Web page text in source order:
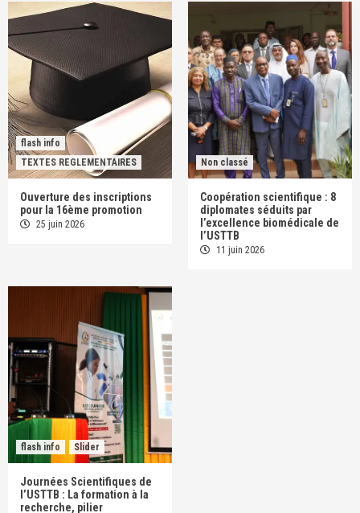
flash info
TEXTES REGLEMENTAIRES
Ouverture des inscriptions
pour la 16ème promotion
25 juin 2026
Non classé
Coopération scientifique : 8
diplomates séduits par
l’excellence biomédicale de
l’USTTB
11 juin 2026
flash info Slider
Journées Scientifiques de
l’USTTB : La formation à la
recherche, pilier